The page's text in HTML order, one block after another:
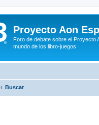
Proyecto Aon
Foro de debate sobre el Proyecto
mundo de los libro-juegos
Buscar